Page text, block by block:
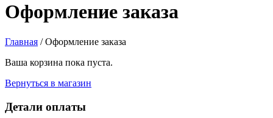
Оформление заказа
Главная /Оформление заказа
Ваша корзина пока пуста.
Вернуться в магазин
Детали оплаты